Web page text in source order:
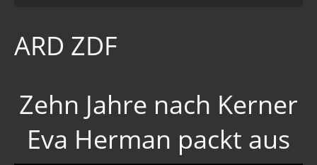
Klimawandel der Kabale
Gift zum Genozid
Genderismus
Religion
ARD ZDF
Zehn Jahre nach Kerner
Eva Herman packt aus